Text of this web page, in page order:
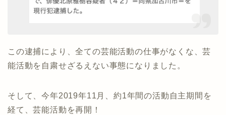
この逮捕により、全ての芸能活動の仕事がなくな、芸
能活動を自粛せざるえない事態になりました。
そして、今年2019年11月、約1年間の活動自主期間を
経て、芸能活動を再開！